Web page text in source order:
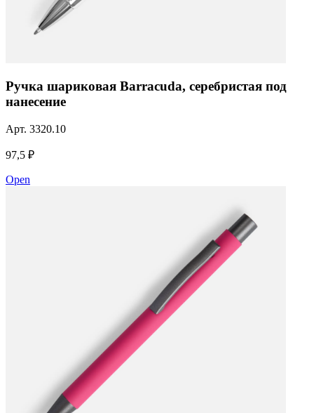
Ручка шариковая Barracuda, серебристая под
нанесение
Арт. 3320.10
97,5 ₽
Open